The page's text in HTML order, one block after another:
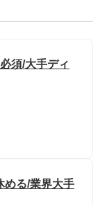
須/大手ディ
める/業界大手